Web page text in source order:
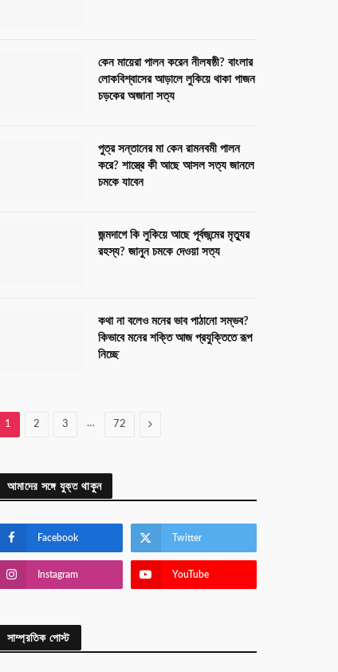
কেন মায়েরা পালন করেন নীলষষ্ঠী? বাংলার
লোকবিশ্বাসের আড়ালে লুকিয়ে থাকা গাজন
চড়কের অজানা সত্য
পুত্র সন্তানের মা কেন রামনবমী পালন
করে? শাস্ত্রে কী আছে আসল সত্য জানলে
চমকে যাবেন
জন্মদাগে কি লুকিয়ে আছে পূর্বজন্মের মৃত্যুর
রহস্য? জানুন চমকে দেওয়া সত্য
কথা না বলেও মনের ভাব পাঠানো সম্ভব?
কিভাবে মনের শক্তি আজ প্রযুক্তিতে রূপ
নিচ্ছে
1 2 3 … 72 Next
আমাদের সঙ্গে যুক্ত থাকুন
Facebook Twitter
Instagram YouTube
সাম্প্রতিক পোস্ট